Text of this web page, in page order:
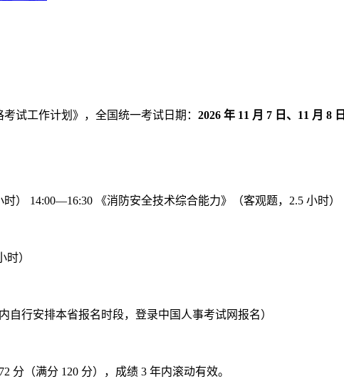
试工作计划》，全国统一考试日期： 2026 年 11 月 7 日、11 月 8 日
） 14:00—16:30 《消防安全技术综合能力》（客观题，2.5 小时）
）
自行安排本省报名时段，登录中国人事考试网报名）
分（满分 120 分），成绩 3 年内滚动有效。